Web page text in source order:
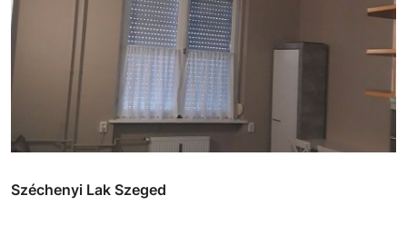
Széchenyi Lak Szeged